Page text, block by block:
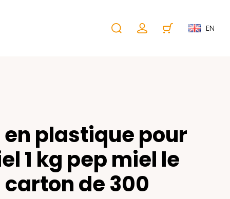
EN
en plastique pour
1 kg pep miel le
carton de 300